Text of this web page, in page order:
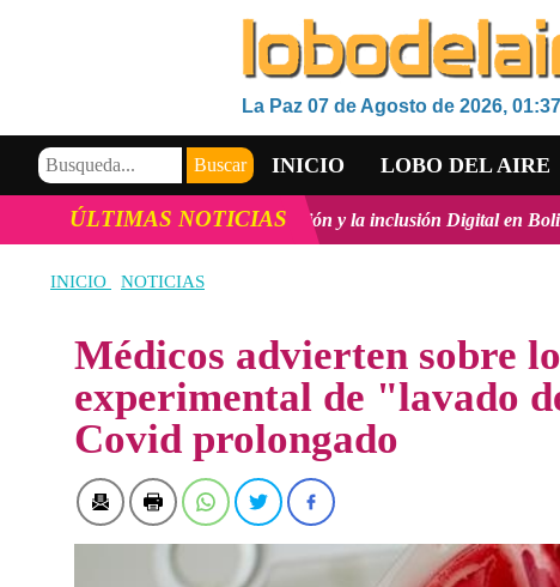
La Paz 07 de Agosto de 2026, 01:37
INICIO LOBO DEL AIRE
VIDEOS
ÚLTIMAS NOTICIAS
la innovación y la inclusión Digital en Bolivia ver más
INICIO NOTICIAS
Médicos advierten sobre
experimental de "lavado
Covid prolongado